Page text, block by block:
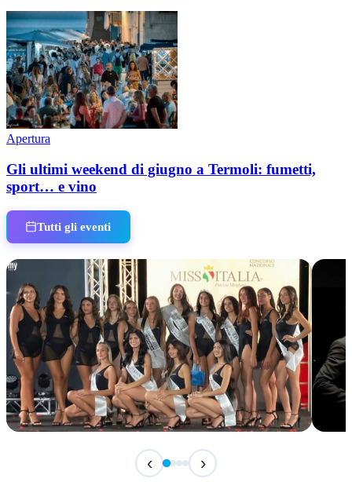
Apertura
Gli ultimi weekend di giugno a Termoli: fumetti,
sport… e vino
Tutti gli eventi
Miss Italia Molise 2026
‹ ›